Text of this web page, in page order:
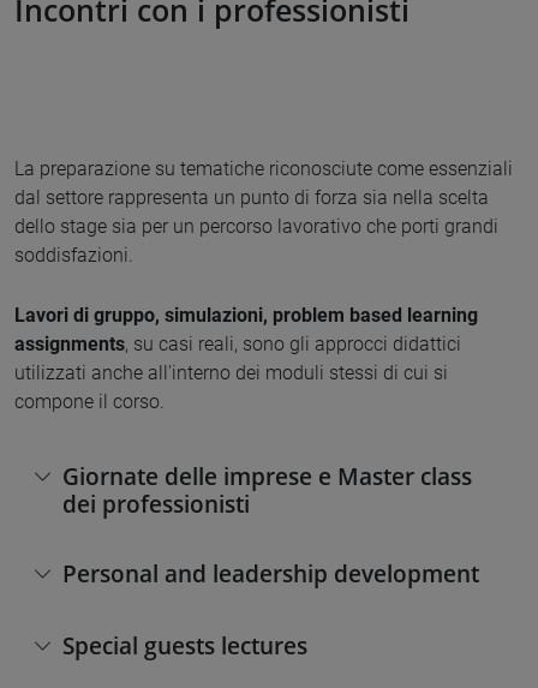
Incontri con i professionisti
La preparazione su tematiche riconosciute come essenziali
dal settore rappresenta un punto di forza sia nella scelta
dello stage sia per un percorso lavorativo che porti grandi
soddisfazioni.
Lavori di gruppo, simulazioni, problem based learning
assignments, su casi reali, sono gli approcci didattici
utilizzati anche all'interno dei moduli stessi di cui si
compone il corso.
Giornate delle imprese e Master class
dei professionisti
Personal and leadership development
Special guests lectures